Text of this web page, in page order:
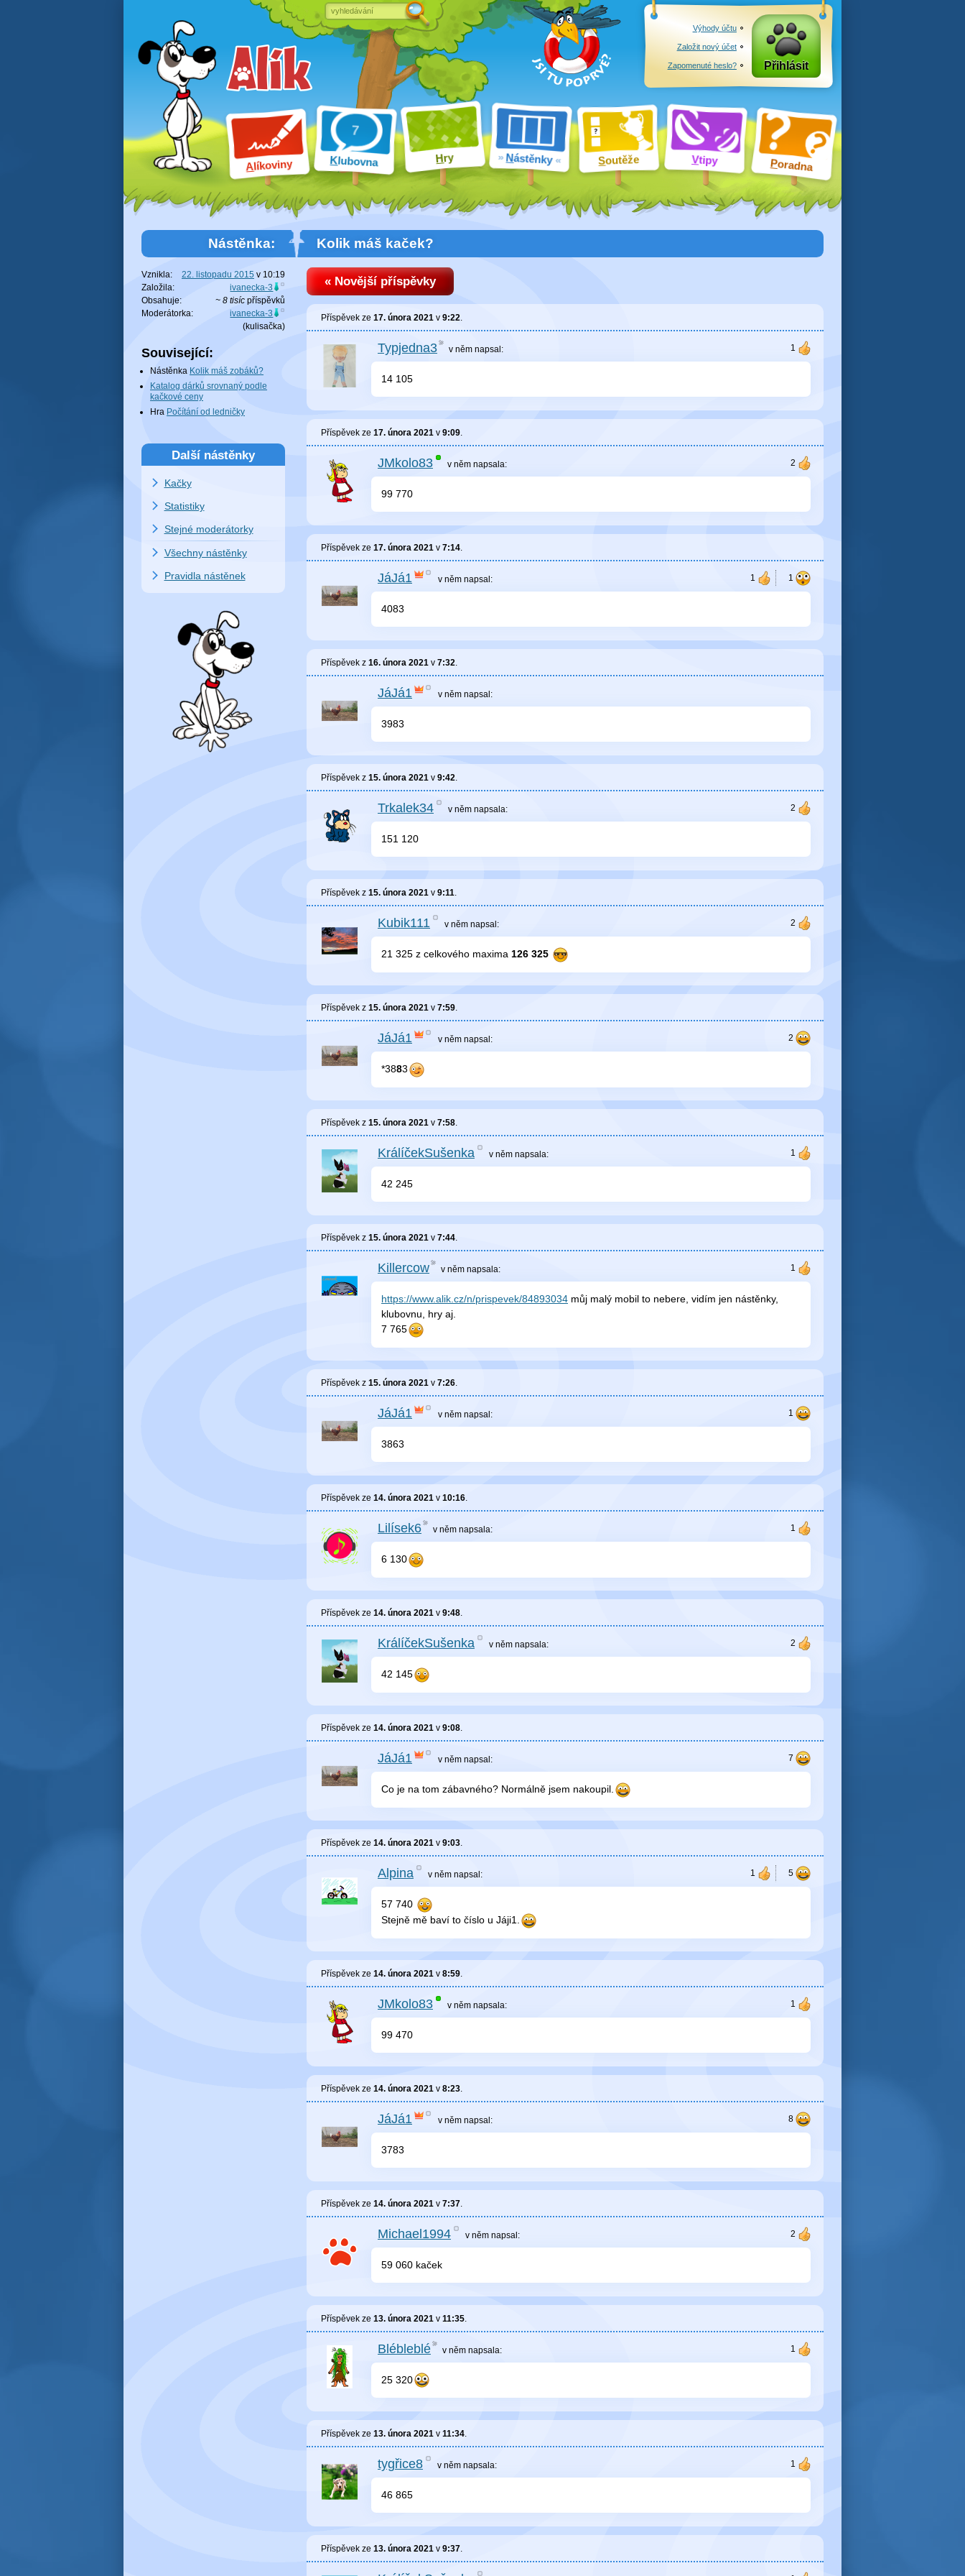
Alíkoviny Klubovna Hry Nástěnky Soutěže Vtipy Poradna
Výhody účtu
Založit nový účet
Zapomenuté heslo? Přihlásit
Kolik máš kaček?
« Novější příspěvky
Příspěvek ze 17. února 2021 v 9:22.
Typjedna3 v něm napsal:
14 105
Příspěvek ze 17. února 2021 v 9:09.
JMkolo83 v němnapsala:
99 770
Příspěvek ze 17. února 2021 v 7:14.
JáJá1 v něm napsal:
4083
Příspěvek z 16. února 2021 v 7:32.
JáJá1 v něm napsal:
3983
Příspěvek z 15. února 2021 v 9:42.
Trkalek34 v němnapsala:
151 120
Příspěvek z 15. února 2021 v 9:11.
Kubik111 v němnapsal:
21 325 z celkového maxima 126 325
Příspěvek z 15. února 2021 v 7:59.
JáJá1 v něm napsal:
*3883
Příspěvek z 15. února 2021 v 7:58.
KrálíčekSušenka v němnapsala:
42 245
Příspěvek z 15. února 2021 v 7:44.
Killercow v něm napsala:
https://www.alik.cz/n/prispevek/84893034 můj malý mobil to nebere, vidím jen nástěnky,
klubovnu, hry aj.
7 765
Příspěvek z 15. února 2021 v 7:26.
JáJá1 v něm napsal:
3863
Příspěvek ze 14. února 2021 v 10:16.
Lilísek6 v něm napsala:
6 130
Příspěvek ze 14. února 2021 v 9:48.
KrálíčekSušenka v němnapsala:
42 145
Příspěvek ze 14. února 2021 v 9:08.
JáJá1 v něm napsal:
Co je na tom zábavného? Normálně jsem nakoupil.
Příspěvek ze 14. února 2021 v 9:03.
Alpina v němnapsal:
57 740
Stejně mě baví to číslo u Jáji1.
Příspěvek ze 14. února 2021 v 8:59
JMkolo83 v němnapsala:
99 470
Příspěvek ze 14. února 2021 v 8:23
JáJá1 v něm napsal:
3783
Příspěvek ze 14. února 2021 v 7:37
Michael1994 v němnapsal:
59 060 kaček
Příspěvek ze 13. února 2021 v 11:35
Blébleblé v něm napsala:
25 320
Příspěvek ze 13. února 2021 v 11:34
tygřice8 v němnapsala:
46 865
Příspěvek ze 13. února 2021 v 9:37
Nástěnka:
Vznikla: 22. listopadu 2015 v 10:19
Založila:
ivanecka-3
Obsahuje:
~ 8 tisíc příspěvků
Moderátorka:
ivanecka-3
(kulisačka)
Související:
Nástěnka Kolik máš zobáků?
Katalog dárků srovnaný podle
kačkové ceny
Hra Počítání od ledničky
Další nástěnky
Kačky
Statistiky
Stejné moderátorky
Všechny nástěnky
Pravidla nástěnek